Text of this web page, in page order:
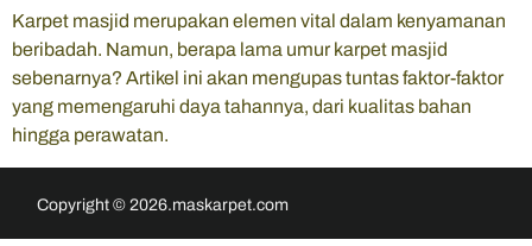
Karpet masjid merupakan elemen vital dalam kenyamanan
beribadah. Namun, berapa lama umur karpet masjid
sebenarnya? Artikel ini akan mengupas tuntas faktor-faktor
yang memengaruhi daya tahannya, dari kualitas bahan
hingga perawatan.
Copyright © 2026.maskarpet.com